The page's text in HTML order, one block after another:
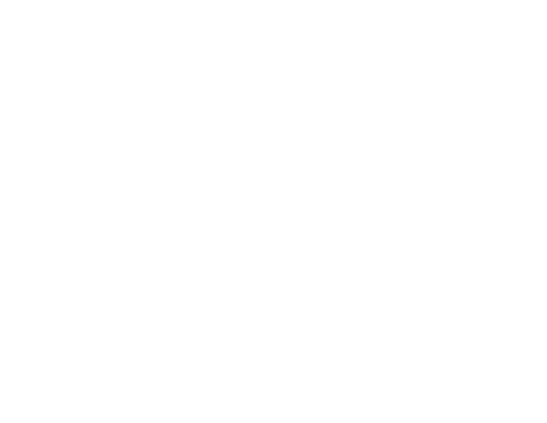
了承ください。
をご了承くださ
。
ようお願いしま
ズにご登録され
社の共同利用者
とをご了承くだ
) : 1000ppm、
1000ppm、
さない年数を意
に通知します。
、取り引きをい